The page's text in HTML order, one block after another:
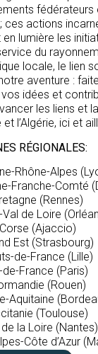
actions
lumière les
du
locale, le lien
aventure :
idées et
les liens et
l’Algérie, ici et
RÉGIONALES:
Rhône-Alpes
Franche-Comté
(Rennes)
Val de Loire
Corse (Ajaccio)
Est (Strasbourg)
de-France (Lille)
de-France (Paris)
(Rouen)
Aquitaine
(Toulouse)
la Loire (Nantes)
Côte d’Azur